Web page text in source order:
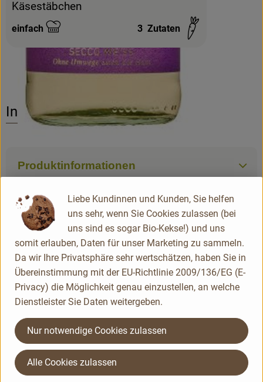
Käsestäbchen
Schwierigkeit:
einfach 3 Zutaten
Info
Produktinformationen
Zutaten
Produktdatenblatt
Hersteller: ÖWR
Deutschland
Liebe Kundinnen und Kunden, Sie helfen
uns sehr, wenn Sie Cookies zulassen (bei
uns sind es sogar Bio-Kekse!) und uns
somit erlauben, Daten für unser Marketing zu sammeln.
Da wir Ihre Privatsphäre sehr wertschätzen, haben Sie in
Übereinstimmung mit der EU-Richtlinie 2009/136/EG (E-
Privacy) die Möglichkeit genau einzustellen, an welche
Dienstleister Sie Daten weitergeben.
Nur notwendige Cookies zulassen
Alle Cookies zulassen